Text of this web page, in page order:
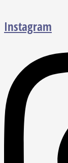
Instagram